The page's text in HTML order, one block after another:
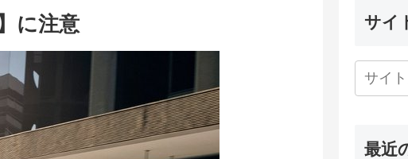
に注意 サイ
最近